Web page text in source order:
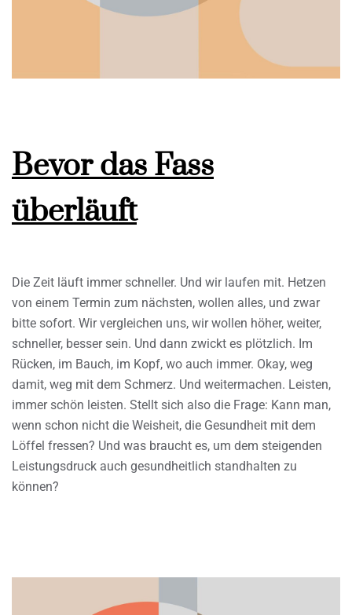
Bevor das Fass
überläuft
Die Zeit läuft immer schneller. Und wir laufen mit. Hetzen
von einem Termin zum nächsten, wollen alles, und zwar
bitte sofort. Wir vergleichen uns, wir wollen höher, weiter,
schneller, besser sein. Und dann zwickt es plötzlich. Im
Rücken, im Bauch, im Kopf, wo auch immer. Okay, weg
damit, weg mit dem Schmerz. Und weitermachen. Leisten,
immer schön leisten. Stellt sich also die Frage: Kann man,
wenn schon nicht die Weisheit, die Gesundheit mit dem
Löffel fressen? Und was braucht es, um dem steigenden
Leistungsdruck auch gesundheitlich standhalten zu
können?